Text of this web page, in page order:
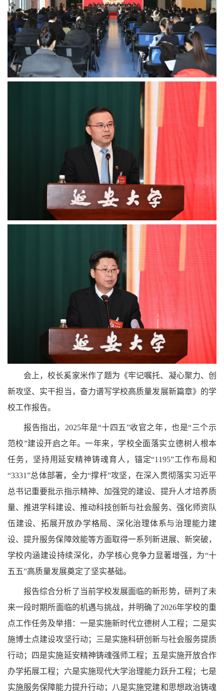
会上，校长奚家米作了题为《牢记嘱托、凝心聚力、创
新攻坚、实干担当，奋力谱写学校高质量发展新篇章》的学
校工作报告。
报告指出， 2025年是“十四五”收官之年，也是“三个示
范校”建设开启之年。一年来，学校全面落实立德树人根本
任务，坚持用延安精神铸魂育人，锚定“1195”工作布局和
“3331”总体部署，全力“撑杆”攻坚，在深入贯彻落实习近平
总书记重要批示指示精神、加强党的建设、提升人才培养质
量、推进学科建设、推动科技创新与社会服务、强化师资队
伍建设、拓展开放办学格局、深化治理体系与治理能力建
设、提升服务保障效能等方面取得一系列新进展、新突破，
学校内涵建设持续深化，办学核心竞争力显著增强，为“十
五五”高质量发展奠定了坚实基础。
报告综合分析了当前学校发展面临的新形势，研判了未
来一段时期所面临的机遇与挑战，并明确了2026年学校的重
点工作任务及举措：一是实施新时代立德树人工程；二是实
施博士点建设攻坚行动；三是实施科研创新与社会服务提质
行动；四是实施延安精神铸魂强师工程；五是实施开放合作
办学拓展工程；六是实施现代大学治理能力跃升工程；七是
实施服务保障能力提升行动；八是实施党建和思想政治铸魂